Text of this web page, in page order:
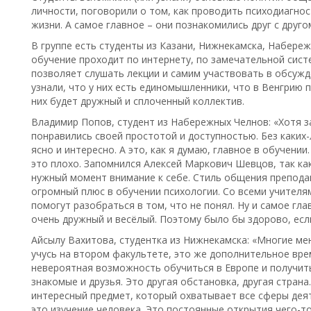
личности, поговорили о том, как проводить
жизни. А самое главное – они познакомились друг с
В группе есть студенты из Казани, Нижнекамска,
обучение проходит по интернету, по замечательной
позволяет слушать лекции и самим участвовать в
узнали, что у них есть единомышленники, что в
них будет дружный и сплоченный коллектив.
Владимир Попов, студент из Набережных Челнов: «Хотя
понравились своей простотой и доступностью. Без
ясно и интересно. А это, как я думаю, главное в
это плохо. Запомнился Алексей Маркович Шевцов, так
нужный момент внимание к себе. Стиль общения
огромный плюс в обучении психологии. Со всеми
помогут разобраться в том, что не понял. Ну и самое
очень дружный и весёлый. Поэтому было бы здорово,
Айсылу Вахитова, студентка из Нижнекамска: «Многие
учусь на втором факультете, это же дополнительное
невероятная возможность обучиться в Европе и
знакомые и друзья. Это другая обстановка, другая
интересный предмет, который охватывает все сферы